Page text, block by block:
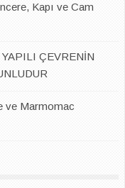
Kapı ve Cam
ÇEVRENİN
ve Marmomac